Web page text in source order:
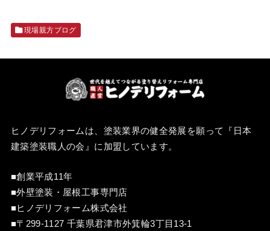
現場親方ブログ
ヒノデリフォームは、塗装業界の健全発展を願って『 日本
建築塗装職人の会 』に加盟しています。
■創業平成11年
■外壁塗装・屋根工事専門店
■ヒノデリフォーム株式会社
■〒299-1127 千葉県君津市外箕輪3丁目13-1